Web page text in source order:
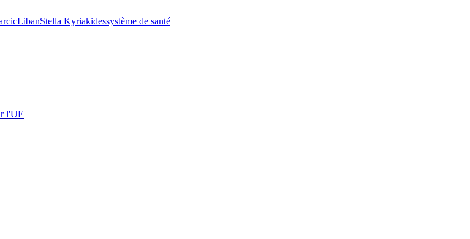
LibanStella Kyriakidessystème de santé
l'UE